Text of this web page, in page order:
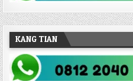
KANG TIAN